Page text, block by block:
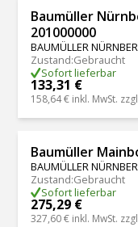
Baumüller
201000000
BAUMÜLLER
Zustand:Gebraucht
Sofort lieferbar
133,31 €
158,64 € inkl. MwSt.
Baumüller
BAUMÜLLER
Zustand:Gebraucht
Sofort lieferbar
275,29 €
327,60 € inkl. MwSt.